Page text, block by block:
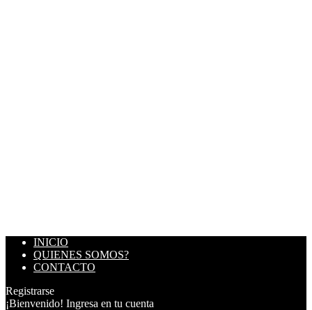
INICIO
QUIENES SOMOS?
CONTACTO
Registrarse
¡Bienvenido! Ingresa en tu cuenta